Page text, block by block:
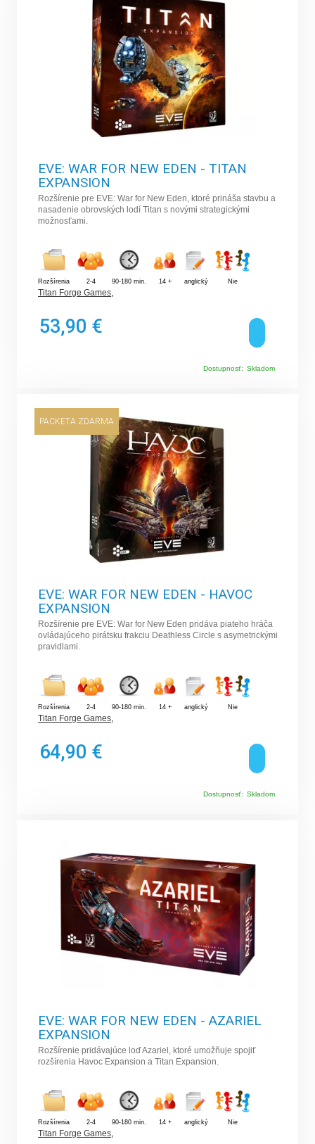
EVE: WAR FOR NEW EDEN - TITAN
EXPANSION
Rozšírenie pre EVE: War for New Eden, ktoré prináša stavbu a
nasadenie obrovských lodí Titan s novými strategickými
možnosťami.
Rozšírenia 2-4 90-180 min. 14 + anglický Nie
Titan Forge Games,
53,90 €
Dostupnosť: Skladom
PACKETA ZDARMA
EVE: WAR FOR NEW EDEN - HAVOC
EXPANSION
Rozšírenie pre EVE: War for New Eden pridáva piateho hráča
ovládajúceho pirátsku frakciu Deathless Circle s asymetrickými
pravidlami.
Rozšírenia 2-4 90-180 min. 14 + anglický Nie
Titan Forge Games,
64,90 €
Dostupnosť: Skladom
EVE: WAR FOR NEW EDEN - AZARIEL
EXPANSION
Rozšírenie pridávajúce loď Azariel, ktoré umožňuje spojiť
rozšírenia Havoc Expansion a Titan Expansion.
Rozšírenia 2-4 90-180 min. 14 + anglický Nie
Titan Forge Games